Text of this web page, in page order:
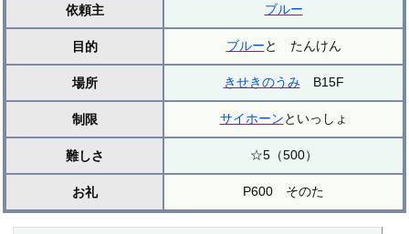
依頼主 ブルー
目的 ブルーと たんけん
場所 きせきのうみ B15F
制限 サイホーンといっしょ
難しさ ☆5（500）
お礼 P600 そのた